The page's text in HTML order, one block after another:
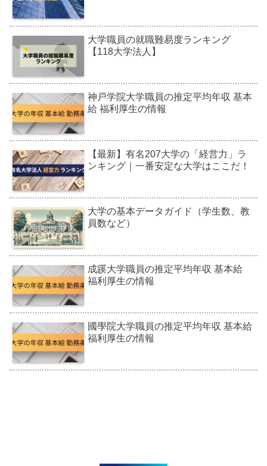
大学職員の就職難易度ランキング
【118大学法人】
神戸学院大学職員の推定平均年収 基本
給 福利厚生の情報
【最新】有名207大学の「経営力」ラ
ンキング｜一番安定な大学はここだ！
大学の基本データガイド（学生数、教
員数など）
成蹊大学職員の推定平均年収 基本給
福利厚生の情報
國學院大学職員の推定平均年収 基本給
福利厚生の情報